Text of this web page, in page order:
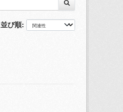
並び順